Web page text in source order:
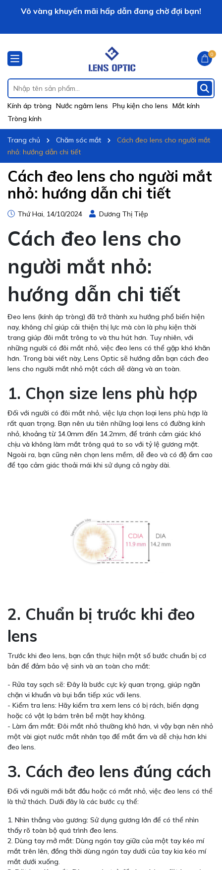
LENS OPTIC xin chào!
Vô vàng khuyến mãi hấp dẫn đang chờ đợi bạn!
Kính áp tròng Nước ngâm lens Phụ kiện cho lens Mắt kính
Tròng kính
0
Trang chủ Chăm sóc mắt
Cách đeo lens cho người mắt
nhỏ: hướng dẫn chi tiết
Cách đeo lens cho người mắt
nhỏ: hướng dẫn chi tiết
Thứ Hai, 14/10/2024 Dương Thị Tiệp
Cách đeo lens cho
người mắt nhỏ:
hướng dẫn chi tiết
Đeo lens (kính áp tròng) đã trở thành xu hướng phổ biến hiện
nay, không chỉ giúp cải thiện thị lực mà còn là phụ kiện thời
trang giúp đôi mắt trông to và thu hút hơn. Tuy nhiên, với
những người có đôi mắt nhỏ, việc đeo lens có thể gặp khó khăn
hơn. Trong bài viết này, Lens Optic sẽ hướng dẫn bạn cách đeo
lens cho người mắt nhỏ một cách dễ dàng và an toàn.
1. Chọn size lens phù hợp
Đối với người có đôi mắt nhỏ, việc lựa chọn loại lens phù hợp là
rất quan trọng. Bạn nên ưu tiên những loại lens có đường kính
nhỏ, khoảng từ 14.0mm đến 14.2mm, để tránh cảm giác khó
chịu và không làm mắt trông quá to so với tỷ lệ gương mặt.
Ngoài ra, bạn cũng nên chọn lens mềm, dễ đeo và có độ ẩm cao
để tạo cảm giác thoải mái khi sử dụng cả ngày dài.
2. Chuẩn bị trước khi đeo
lens
Trước khi đeo lens, bạn cần thực hiện một số bước chuẩn bị cơ
bản để đảm bảo vệ sinh và an toàn cho mắt:
- Rửa tay sạch sẽ: Đây là bước cực kỳ quan trọng, giúp ngăn
chặn vi khuẩn và bụi bẩn tiếp xúc với lens.
- Kiểm tra lens: Hãy kiểm tra xem lens có bị rách, biến dạng
hoặc có vật lạ bám trên bề mặt hay không.
- Làm ẩm mắt: Đôi mắt nhỏ thường khô hơn, vì vậy bạn nên nhỏ
một vài giọt nước mắt nhân tạo để mắt ẩm và dễ chịu hơn khi
đeo lens.
3. Cách đeo lens đúng cách
Đối với người mới bắt đầu hoặc có mắt nhỏ, việc đeo lens có thể
là thử thách. Dưới đây là các bước cụ thể:
1. Nhìn thẳng vào gương: Sử dụng gương lớn để có thể nhìn
thấy rõ toàn bộ quá trình đeo lens.
2. Dùng tay mở mắt: Dùng ngón tay giữa của một tay kéo mí
mắt trên lên, đồng thời dùng ngón tay dưới của tay kia kéo mí
mắt dưới xuống.